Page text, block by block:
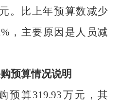
。比上年预算数减少
%，主要原因是 人员减
预算情况说明
预算319.93万元 ，其